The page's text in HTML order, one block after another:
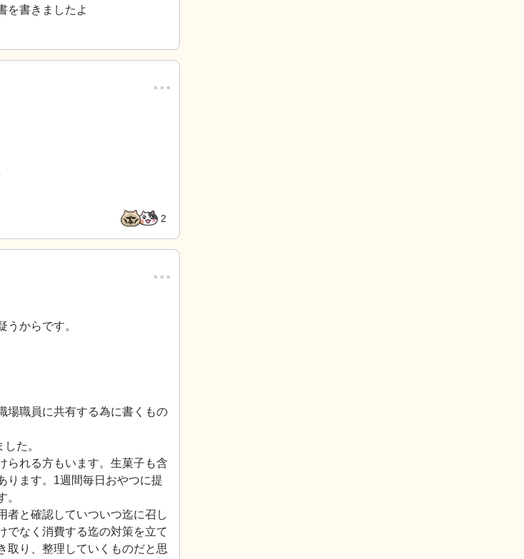
を書きましたよ
…
2
…
からです。
場職員に共有する為に書くもの
た。
られる方もいます。生菓子も含
ります。1週間毎日おやつに提
。
者と確認していついつ迄に召し
でなく消費する迄の対策を立て
取り、整理していくものだと思